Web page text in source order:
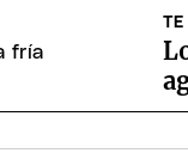
TE